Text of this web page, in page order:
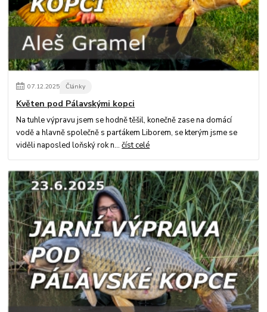
07.12.2025 Články
Květen pod Pálavskými kopci
Na tuhle výpravu jsem se hodně těšil, konečně zase na domácí
vodě a hlavně společně s parťákem Liborem, se kterým jsme se
viděli naposled loňský rok n...číst celé